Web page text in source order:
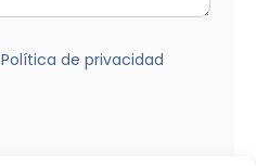
Política de privacidad